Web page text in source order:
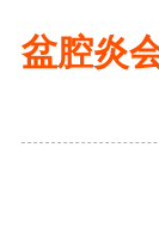
盆腔炎